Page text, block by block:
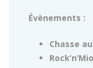
Évènements :
Chasse